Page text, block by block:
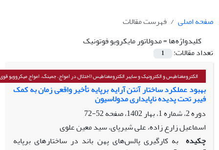
صفحه اصلی
فهرست مقالات
کلیدواژه‌ها =مدولاتور مایکرویو فوتونیک
تعداد مقالات:
1
الکترومغناطیس و الکترونیک و سایبر الکترومغناطیس (اختلال در امواج، جمینگ، امواج میکروویو
بهبود عملکرد ساختار آنتن آرایه برپایه تأخیر واقعی زمان به کمک
فیبر تحت پدیده ناپایداری مدولاسیون
دوره 2، شماره 1، بهار 1402، صفحه
52-72
اسماعیل زارع زاده، علی شیرپای، سید معین علوی
چکیده به کارگیری پالس‌های پهن باند در ساختارهای برپایه